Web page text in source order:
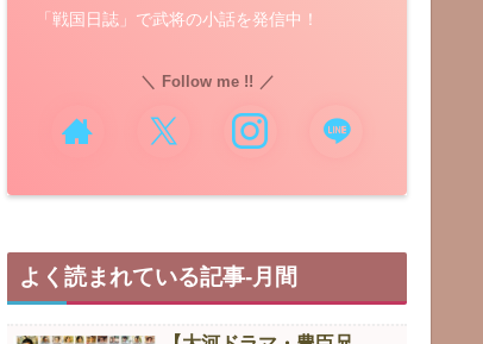
「戦国日誌」で武将の小話を発信中！
Follow me !!
よく読まれている記事-月間